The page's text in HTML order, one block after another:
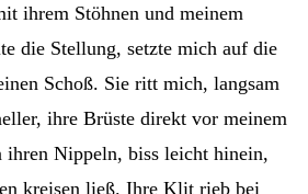
ihrem Stöhnen und meinem
die Stellung, setzte mich auf die
Schoß. Sie ritt mich, langsam
ihre Brüste direkt vor meinem
ihren Nippeln, biss leicht hinein,
kreisen ließ. Ihre Klit rieb bei